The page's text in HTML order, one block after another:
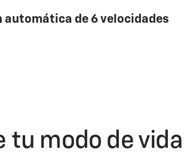
automática de 6 velocidades
tu modo de vida